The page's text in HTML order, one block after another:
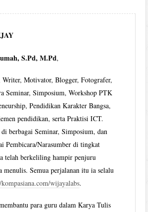
S.Pd, M.Pd,
Writer, Motivator, Blogger, Fotografer,
Seminar, Simposium, Workshop PTK
Pendidikan Karakter Bangsa,
pendidikan, serta Praktisi ICT.
berbagai Seminar, Simposium, dan
Pembicara/Narasumber di tingkat
telah berkeliling hampir penjuru
menulis. Semua perjalanan itu ia selalu
wijayalabs.
para guru dalam Karya Tulis